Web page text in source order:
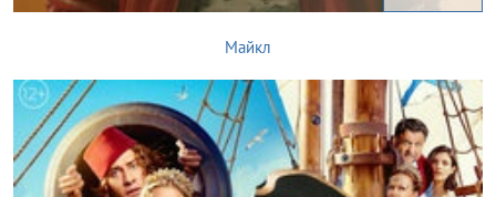
Майкл